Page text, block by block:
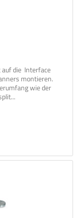
die ‚Interface
montieren.
wie der